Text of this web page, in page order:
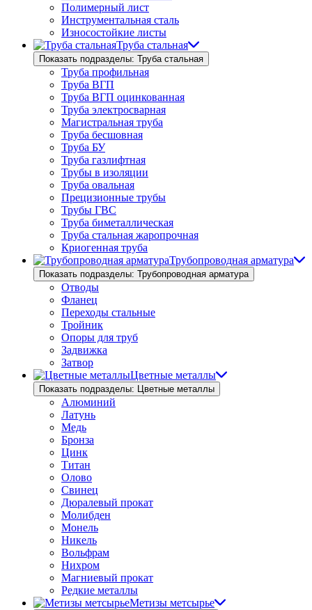
Полимерный лист
Инструментальная сталь
Износостойкие листы
Труба стальная
Показать подразделы: Труба стальная
Труба профильная
Труба ВГП
Труба ВГП оцинкованная
Труба электросварная
Магистральная труба
Труба бесшовная
Труба БУ
Труба газлифтная
Трубы в изоляции
Труба овальная
Прецизионные трубы
Трубы ГВС
Труба биметаллическая
Труба стальная жаропрочная
Криогенная труба
Трубопроводная арматура
Показать подразделы: Трубопроводная арматура
Отводы
Фланец
Переходы стальные
Тройник
Опоры для труб
Задвижка
Затвор
Цветные металлы
Показать подразделы: Цветные металлы
Алюминий
Латунь
Медь
Бронза
Цинк
Титан
Олово
Свинец
Дюралевый прокат
Молибден
Монель
Никель
Вольфрам
Нихром
Магниевый прокат
Редкие металлы
Метизы метсырье